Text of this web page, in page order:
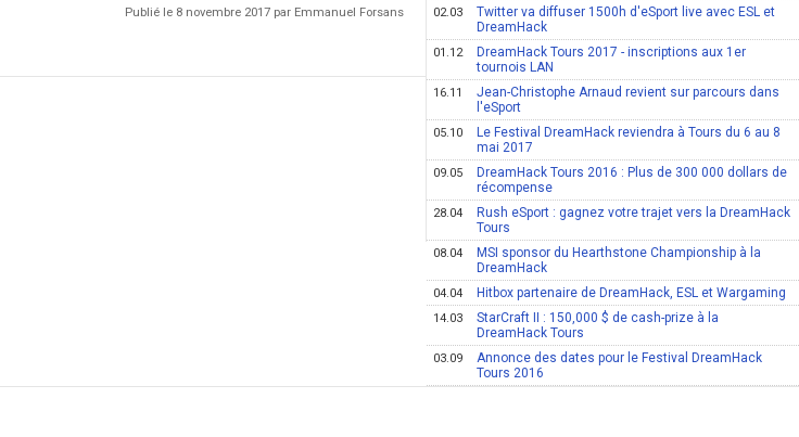
Publié le 8 novembre 2017 par Emmanuel Forsans 02.03
Twitter va diffuser 1500h d'eSport live avec ESL et
DreamHack
01.12
DreamHack Tours 2017 - inscriptions aux 1er
tournois LAN
16.11
Jean-Christophe Arnaud revient sur parcours dans
l'eSport
05.10
Le Festival DreamHack reviendra à Tours du 6 au 8
mai 2017
09.05
DreamHack Tours 2016 : Plus de 300 000 dollars de
récompense
28.04
Rush eSport : gagnez votre trajet vers la DreamHack
Tours
08.04
MSI sponsor du Hearthstone Championship à la
DreamHack
04.04 Hitbox partenaire de DreamHack, ESL et Wargaming
14.03
StarCraft II : 150,000 $ de cash-prize à la
DreamHack Tours
03.09
Annonce des dates pour le Festival DreamHack
Tours 2016